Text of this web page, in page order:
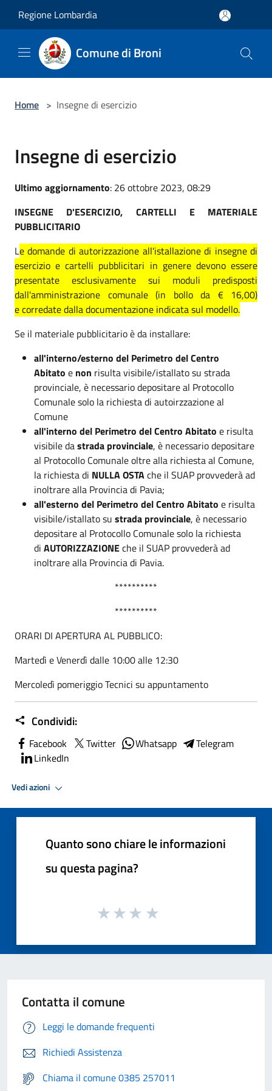
Regione Lombardia
Comune di Broni
Home > Insegne di esercizio
Insegne di esercizio
Ultimo aggiornamento: 26 ottobre 2023, 08:29
INSEGNE D'ESERCIZIO, CARTELLI E MATERIALE
PUBBLICITARIO
Le domande di autorizzazione all'istallazione di insegne di
esercizio e cartelli pubblicitari in genere devono essere
presentate esclusivamente sui moduli predisposti
dall'amministrazione comunale (in bollo da € 16,00)
e corredate dalla documentazione indicata sul modello.
Se il materiale pubblicitario è da installare:
all'interno/esterno del Perimetro del Centro
Abitato e non risulta visibile/istallato su strada
provinciale, è necessario depositare al Protocollo
Comunale solo la richiesta di autoirzzazione al
Comune
all'interno del Perimetro del Centro Abitato e risulta
visibile dastrada provinciale, è necessario depositare
al Protocollo Comunale oltre alla richiesta al Comune,
la richiesta di NULLA OSTAche il SUAP provvederà ad
inoltrare alla Provincia di Pavia;
all'esterno del Perimetro del Centro Abitato e risulta
visibile/istallato su strada provinciale, è necessario
depositare al Protocollo Comunale solo la richiesta
di AUTORIZZAZIONEche il SUAP provvederà ad
inoltrare alla Provincia di Pavia.
**********
**********
ORARI DI APERTURA AL PUBBLICO:
Martedì e Venerdì dalle 10:00 alle 12:30
Mercoledì pomeriggio Tecnici su appuntamento
Condividi:
Facebook Twitter Whatsapp
Telegram
LinkedIn
Vedi azioni
Quanto sono chiare le informazioni
su questa pagina?
Contatta il comune
Leggi le domande frequenti
Richiedi Assistenza
Chiama il comune 0385 257011